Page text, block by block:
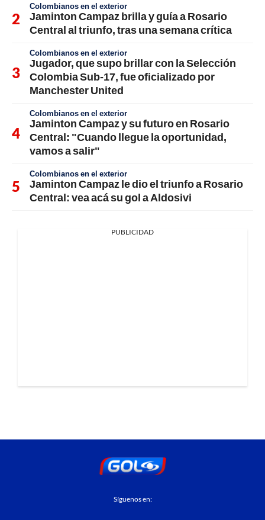
Colombianos en el exterior
Jaminton Campaz brilla y guía a Rosario
Central al triunfo, tras una semana crítica
Colombianos en el exterior
Jugador, que supo brillar con la Selección
Colombia Sub-17, fue oficializado por
Manchester United
Colombianos en el exterior
Jaminton Campaz y su futuro en Rosario
Central: "Cuando llegue la oportunidad,
vamos a salir"
Colombianos en el exterior
Jaminton Campaz le dio el triunfo a Rosario
Central: vea acá su gol a Aldosivi
PUBLICIDAD
Síguenos en: